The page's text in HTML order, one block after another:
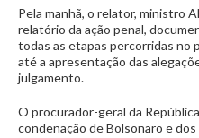
Pela manhã, o relator, ministro
relatório da ação penal,
todas as etapas percorridas no
até a apresentação das
julgamento.
O procurador-geral da
condenação de Bolsonaro e